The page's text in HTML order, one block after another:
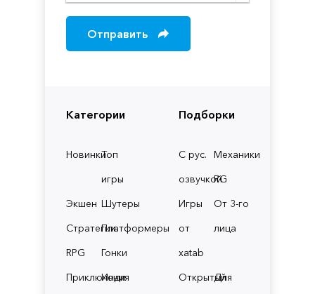
Категории
НовинкиТоп
игры
Экшен Шутеры
СтратегииПлатформеры
RPG
Гонки
Приключения
Инди
Подборки
С рус.
озвучкой
Механики
RG
Игры
от
xatab
От 3-го
лица
Открытый
Для
Отправить